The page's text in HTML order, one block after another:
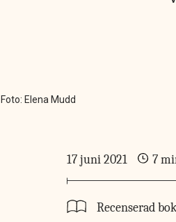
Elena Mudd
17 juni 2021 7
Recenserad bok